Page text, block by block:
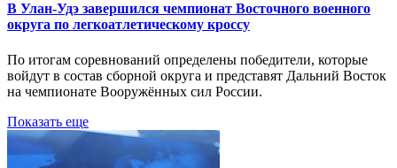
В Улан-Удэ завершился чемпионат Восточного военного
округа по легкоатлетическому кроссу
По итогам соревнований определены победители, которые
войдут в состав сборной округа и представят Дальний Восток
на чемпионате Вооружённых сил России.
Показать еще